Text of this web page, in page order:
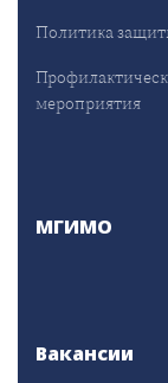
Политика
мероприятия
МГИМО
Вакансии